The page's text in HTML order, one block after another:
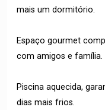
mais um dormitório.
Espaço gourmet
com amigos e família.
Piscina aquecida,
dias mais frios.